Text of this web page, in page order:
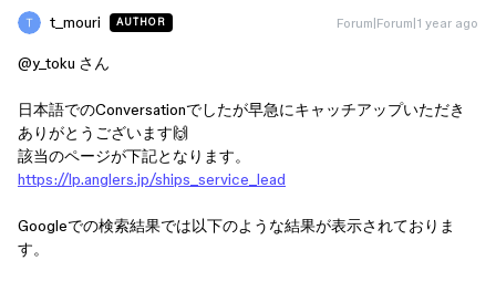
t_mouri AUTHOR Forum|Forum|1 year ago
@y_toku さん
日本語でのConversationでしたが早急にキャッチアップいただき
ありがとうございます🙌
該当のページが下記となります。
https://lp.anglers.jp/ships_service_lead
Googleでの検索結果では以下のような結果が表示されておりま
す。